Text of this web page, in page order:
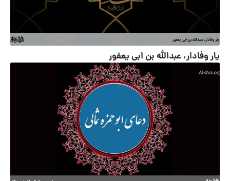
یار وفادار، عبدالله بن ابى‏ یعفور